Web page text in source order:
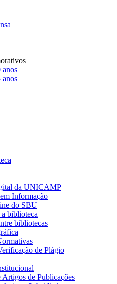
anos
anos
da UNICAMP
Informação
do SBU
a biblioteca
bibliotecas
de Plágio
Artigos de Publicações